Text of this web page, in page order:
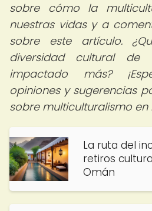
sobre cómo la
nuestras vidas y a
sobre este artículo.
diversidad cultural de
impactado más?
opiniones y sugerencias
sobre multiculturalismo en
La ruta del
retiros
Omán